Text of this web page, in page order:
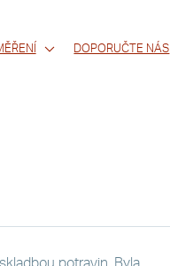
DOPORUČTE NÁS
potravin. Byla